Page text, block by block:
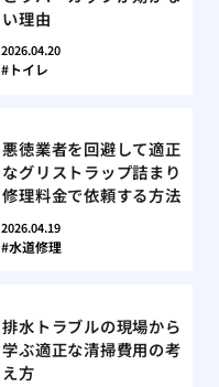
い理由
2026.04.20
トイレ
悪徳業者を回避して適正
なグリストラップ詰まり
修理料金で依頼する方法
2026.04.19
水道修理
排水トラブルの現場から
学ぶ適正な清掃費用の考
え方